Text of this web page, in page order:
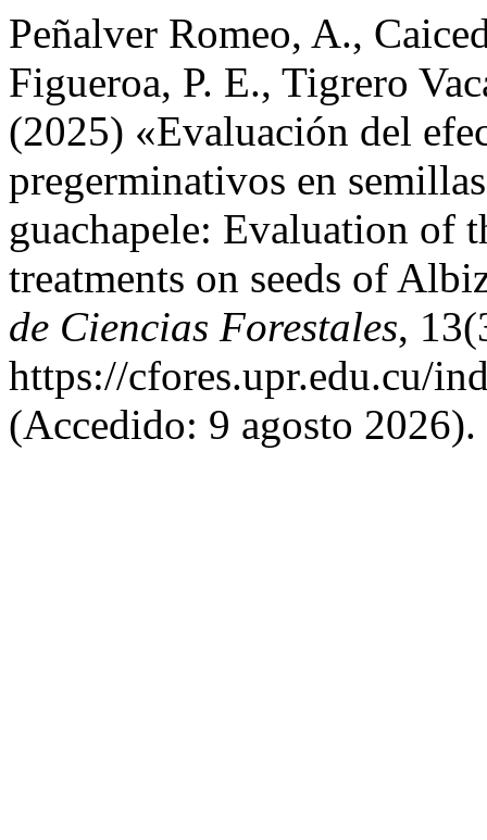
Peñalver Romeo, A.,
Figueroa, P. E., Tigrero
(2025) «Evaluación del
pregerminativos en
guachapele: Evaluation of
treatments on seeds of
de Ciencias Forestales,
https://cfores.upr.edu.cu/
(Accedido: 9 agosto 2026).